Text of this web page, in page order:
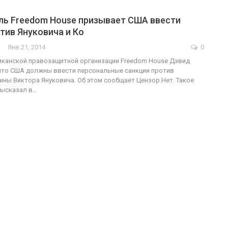
Freedom House призывает США ввести
Януковича и Ко
Янв 21, 2014
0
правозащитной организации Freedom House Дэвид
США должны ввести персональные санкции против
Виктора Януковича. Об этом сообщает Цензор.Нет. Такое
в…